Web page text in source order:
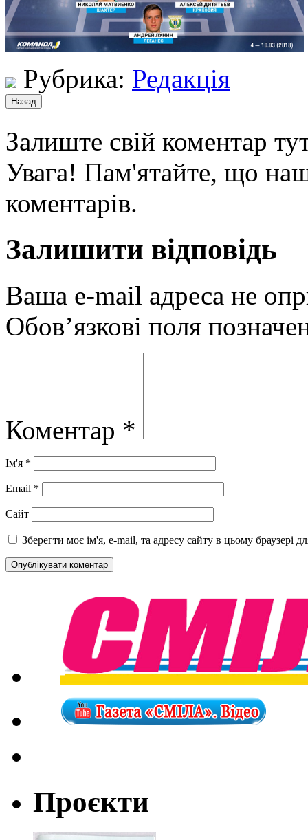
Рубрика: Редакція
Залиште свій коментар
Увага! Пам'ятайте, що
коментарів.
Залишити відповідь
Ваша e-mail адреса не
Обов’язкові поля
Коментар *
Ім'я *
Email *
Сайт
Зберегти моє ім'я, e-mail, та адресу сайту в цьому браузері
Проєкти